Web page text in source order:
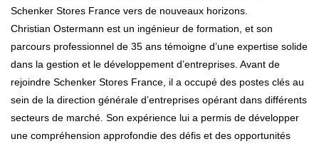
Schenker Stores France vers de nouveaux horizons.
Christian Ostermann est un ingénieur de formation, et son
parcours professionnel de 35 ans témoigne d’une expertise solide
dans la gestion et le développement d’entreprises. Avant de
rejoindre Schenker Stores France, il a occupé des postes clés au
sein de la direction générale d’entreprises opérant dans différents
secteurs de marché. Son expérience lui a permis de développer
une compréhension approfondie des défis et des opportunités